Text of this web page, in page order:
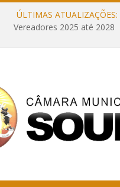
ÚLTIMAS ATUALIZAÇÕES:
Vereadores 2025 até 2028